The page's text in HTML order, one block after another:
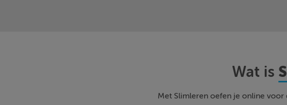
Wat is
Met Slimleren oefen je online voor